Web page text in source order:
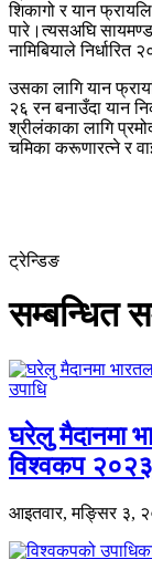
शिकागो र यान
पारे।त्यसअघि
नामिबियाले
उसका लागि यान
२६ रन बनाउँदा यान
श्रीलंकाका लागि
चमिका करूणारत्ने र
ट्रेन्डिङ
सम्बन्धित
घरेलु मैदानमा
विश्वकप
आइतवार, मङ्सिर ३,